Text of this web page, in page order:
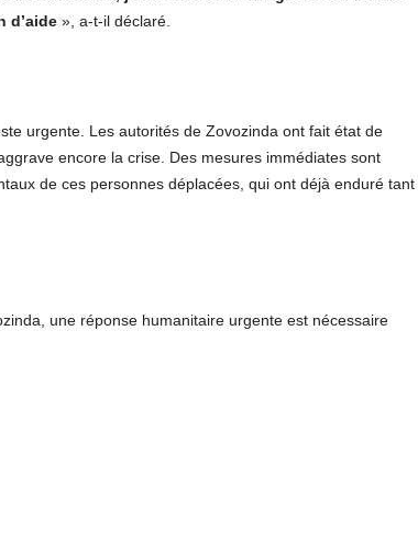
d’aide », a-t-il déclaré.
urgente. Les autorités de Zovozinda ont fait état de
encore la crise. Des mesures immédiates sont
de ces personnes déplacées, qui ont déjà enduré tant
une réponse humanitaire urgente est nécessaire